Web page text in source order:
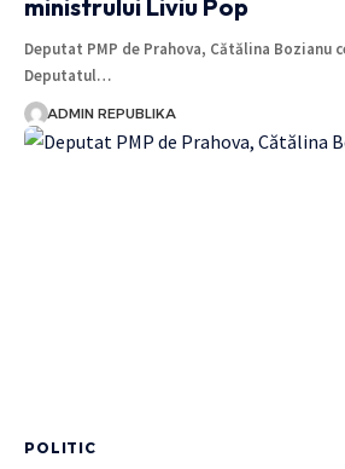
ministrului Liviu Pop
Deputat PMP de Prahova, Cătălina Bozianu
Deputatul…
ADMIN REPUBLIKA
POLITIC